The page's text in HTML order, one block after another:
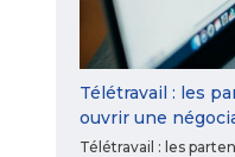
Télétravail : les
ouvrir une
Télétravail : les